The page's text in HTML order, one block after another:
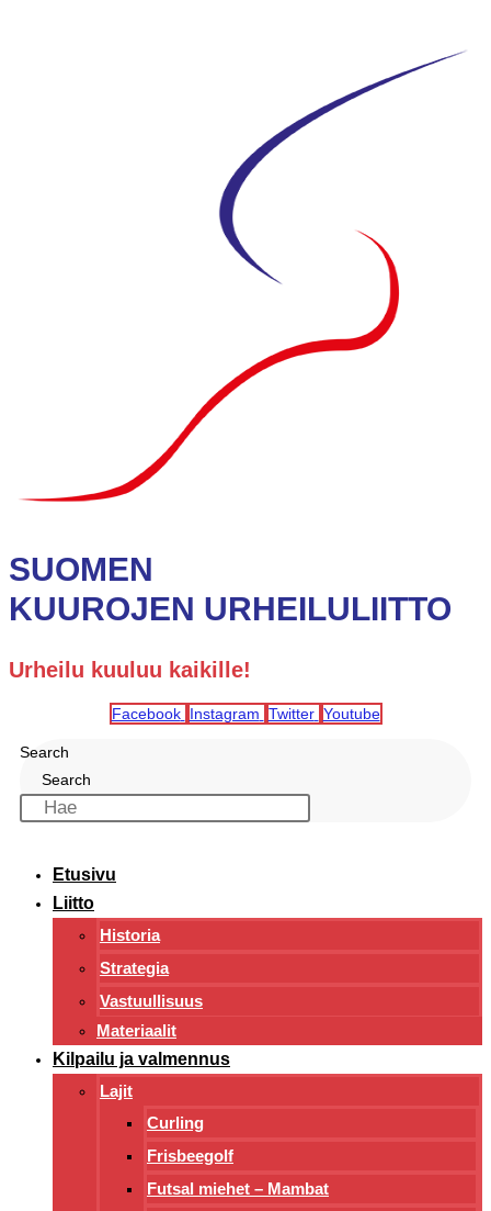
SUOMEN
KUUROJEN URHEILULIITTO
Urheilu kuuluu kaikille!
Facebook Instagram Twitter Youtube
Search
Search
Etusivu
Liitto
Historia
Strategia
Vastuullisuus
Materiaalit
Kilpailu ja valmennus
Lajit
Curling
Frisbeegolf
Futsal miehet – Mambat